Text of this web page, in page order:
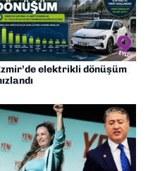
elektrikli dönüşüm